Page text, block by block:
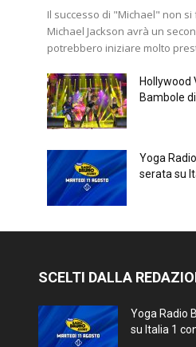
Il successo di "Michael" non
Michael Jackson avrà un
potrebbero iniziare molto
Hollywood
Bambole
Yoga
serata su
SCELTI DALLA
Yoga Radio
su Italia 1